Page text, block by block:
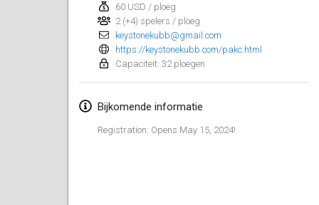
60 USD / ploeg
2 (+4) spelers / ploeg
keystonekubb@gmail.com
https://keystonekubb.com/pakc.html
Capaciteit: 32 ploegen
Bijkomende informatie
Registration: Opens May 15, 2024!
april 2024
Café Den Hoek Kubb Tornooi
6 apr. 2024 |België
20 apr. 2024 |België